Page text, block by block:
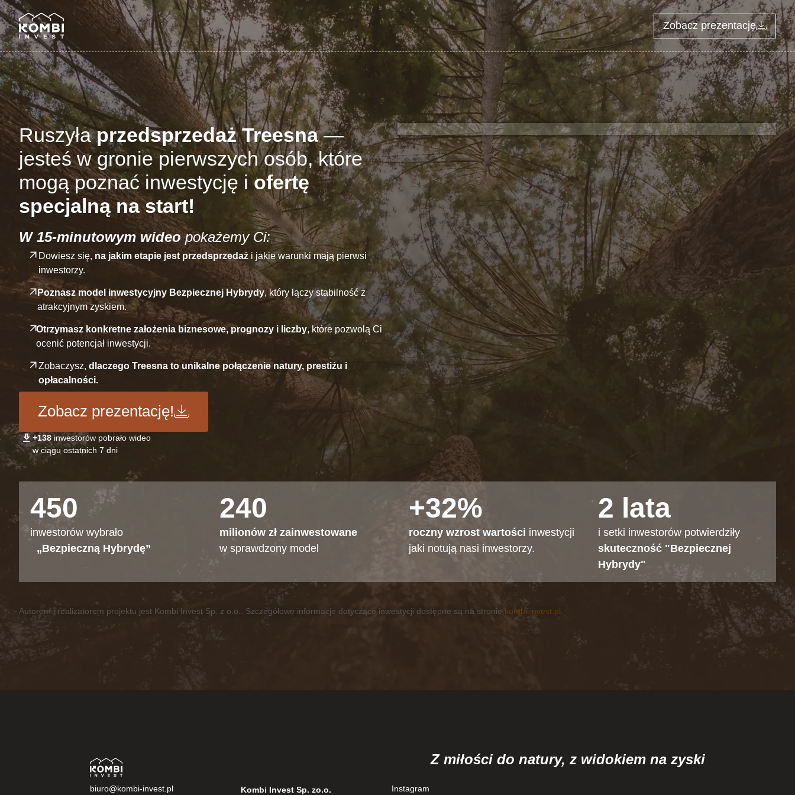
Zobacz prezentację
Ruszyłaprzedsprzedaż Treesna—
jesteś w gronie pierwszych osób, które
mogą poznać inwestycję iofertę
specjalną na start!
W 15-minutowym wideopokażemy Ci:
Dowiesz się, na jakim etapie jest przedsprzedażi jakie warunki mają pierwsi
inwestorzy.
Poznasz model inwestycyjny Bezpiecznej Hybrydy, który łączy stabilność z
atrakcyjnym zyskiem.
Otrzymasz konkretne założenia biznesowe, prognozy i liczby, które pozwolą Ci
ocenić potencjał inwestycji.
Zobaczysz, dlaczego Treesna to unikalne połączenie natury, prestiżu i
opłacalności.
Zobacz prezentację!
+138inwestorów pobrało wideo
w ciągu ostatnich 7 dni
450
inwestorów wybrało
„Bezpieczną Hybrydę”
240
milionów zł zainwestowane
w sprawdzony model
+32%
roczny wzrost wartości inwestycji
jaki notują nasi inwestorzy.
2 lata
i setki inwestorów potwierdziły
skuteczność "Bezpiecznej
Hybrydy"
Autorem i realizatorem projektu jest Kombi Invest Sp. z o.o.. Szczegółowe informacje dotyczące inwestycji dostępne są na stronie kombi-invest.pl
Z miłości do natury, z widokiem na zyski
biuro@kombi-invest.pl
Kombi Invest Sp. zo.o.
Instagram